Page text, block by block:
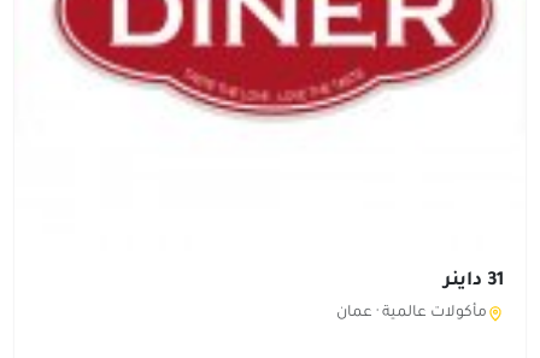
31 داينر
مأكولات عالمية · عمان